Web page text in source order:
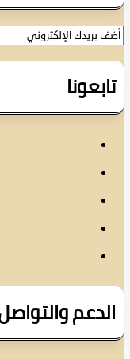
والتواصل